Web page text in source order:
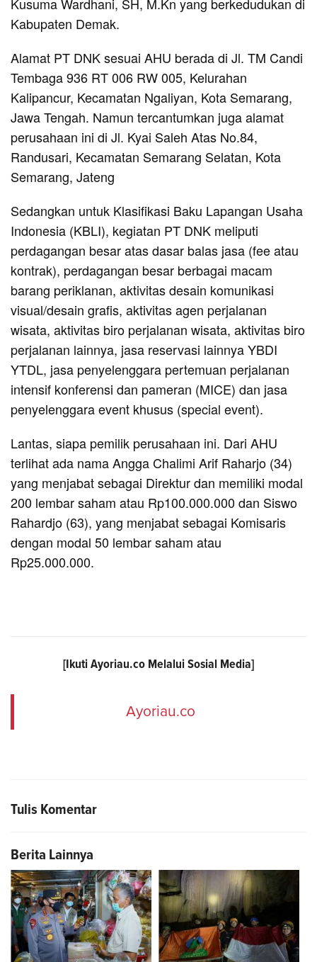
Kabupaten Demak.
Alamat PT DNK sesuai AHU berada di Jl. TM Candi
Tembaga 936 RT 006 RW 005, Kelurahan
Kalipancur, Kecamatan Ngaliyan, Kota Semarang,
Jawa Tengah. Namun tercantumkan juga alamat
perusahaan ini di Jl. Kyai Saleh Atas No.84,
Randusari, Kecamatan Semarang Selatan, Kota
Semarang, Jateng
Sedangkan untuk Klasifikasi Baku Lapangan Usaha
Indonesia (KBLI), kegiatan PT DNK meliputi
perdagangan besar atas dasar balas jasa (fee atau
kontrak), perdagangan besar berbagai macam
barang periklanan, aktivitas desain komunikasi
visual/desain grafis, aktivitas agen perjalanan
wisata, aktivitas biro perjalanan wisata, aktivitas biro
perjalanan lainnya, jasa reservasi lainnya YBDI
YTDL, jasa penyelenggara pertemuan perjalanan
intensif konferensi dan pameran (MICE) dan jasa
penyelenggara event khusus (special event).
Lantas, siapa pemilik perusahaan ini. Dari AHU
terlihat ada nama Angga Chalimi Arif Raharjo (34)
yang menjabat sebagai Direktur dan memiliki modal
200 lembar saham atau Rp100.000.000 dan Siswo
Rahardjo (63), yang menjabat sebagai Komisaris
dengan modal 50 lembar saham atau
Rp25.000.000.
[Ikuti Ayoriau.co Melalui Sosial Media]
Ayoriau.co
Tulis Komentar
Berita Lainnya